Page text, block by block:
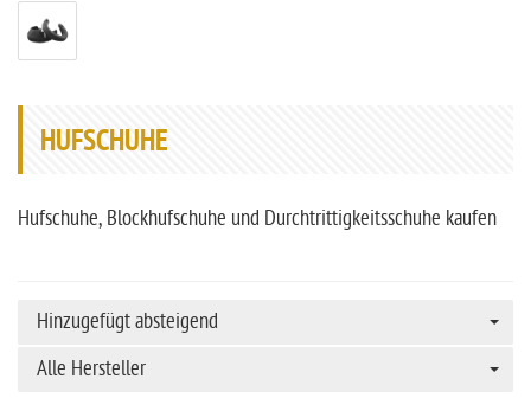
HUFSCHUHE
Hufschuhe, Blockhufschuhe und Durchtrittigkeitsschuhe kaufen
Hinzugefügt absteigend
Alle Hersteller